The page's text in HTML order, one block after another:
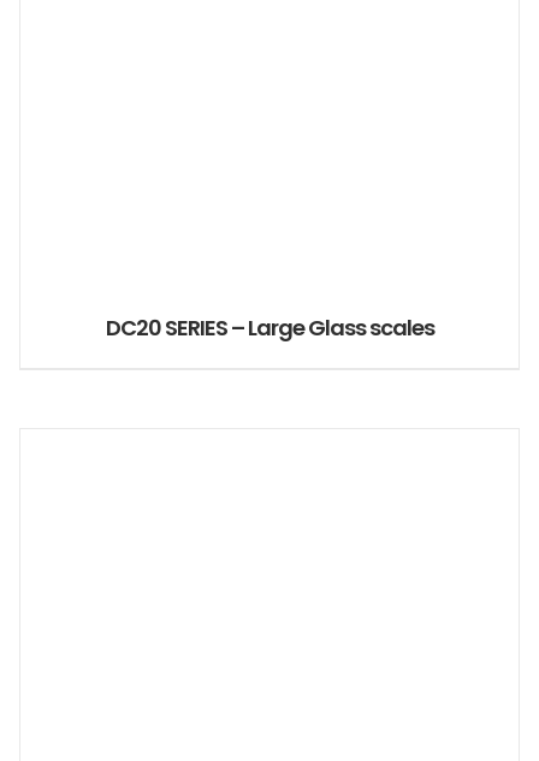
DC20 SERIES – Large Glass scales